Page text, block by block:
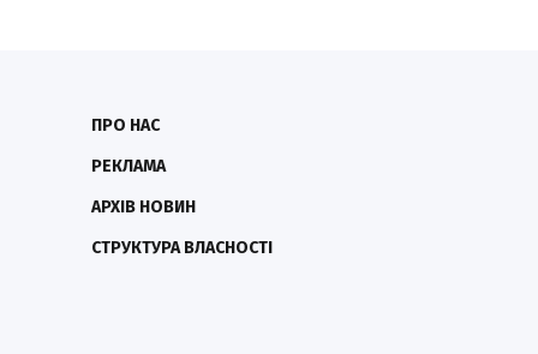
ПРО НАС
РЕКЛАМА
АРХІВ НОВИН
СТРУКТУРА ВЛАСНОСТІ